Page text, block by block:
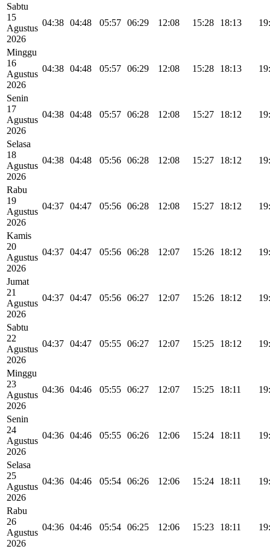
Sabtu
15
Agustus
2026
04:38 04:48 05:57 06:29 12:08 15:28 18:13
Minggu
16
Agustus
2026
04:38 04:48 05:57 06:29 12:08 15:28 18:13
Senin
17
Agustus
2026
04:38 04:48 05:57 06:28 12:08 15:27 18:12
Selasa
18
Agustus
2026
04:38 04:48 05:56 06:28 12:08 15:27 18:12
Rabu
19
Agustus
2026
04:37 04:47 05:56 06:28 12:08 15:27 18:12
Kamis
20
Agustus
2026
04:37 04:47 05:56 06:28 12:07 15:26 18:12
Jumat
21
Agustus
2026
04:37 04:47 05:56 06:27 12:07 15:26 18:12
Sabtu
22
Agustus
2026
04:37 04:47 05:55 06:27 12:07 15:25 18:12
Minggu
23
Agustus
2026
04:36 04:46 05:55 06:27 12:07 15:25 18:11
Senin
24
Agustus
2026
04:36 04:46 05:55 06:26 12:06 15:24 18:11
Selasa
25
Agustus
2026
04:36 04:46 05:54 06:26 12:06 15:24 18:11
Rabu
26
Agustus
2026
04:36 04:46 05:54 06:25 12:06 15:23 18:11